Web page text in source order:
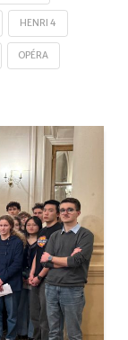
HENRI 4
OPÉRA